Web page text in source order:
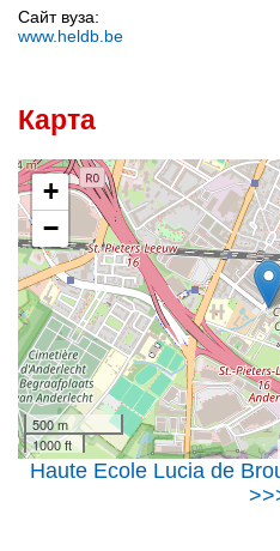
Сайт вуза:
www.heldb.be
Карта
+
−
500 m
1000 ft
Haute Ecole Lucia de